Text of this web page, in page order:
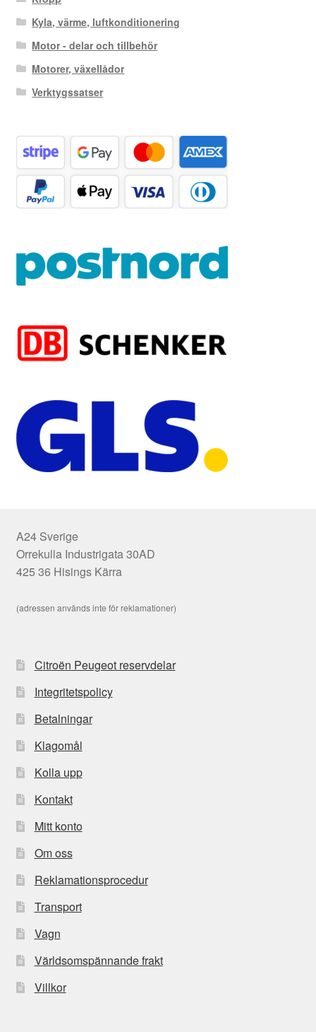
Kyla, värme, luftkonditionering
Motor - delar och tillbehör
Motorer, växellådor
Verktygssatser
A24 Sverige
Orrekulla Industrigata 30AD
425 36 Hisings Kärra
(adressen används inte för reklamationer)
Citroën Peugeot reservdelar
Integritetspolicy
Betalningar
Klagomål
Kolla upp
Kontakt
Mitt konto
Om oss
Reklamationsprocedur
Transport
Vagn
Världsomspännande frakt
Villkor